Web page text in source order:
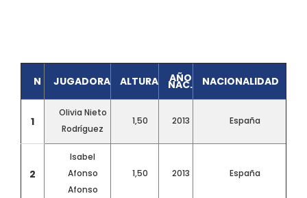
N JUGADORA ALTURA AÑO
NAC. NACIONALIDAD
1
Olivia Nieto
Rodríguez
1,50 2013 España
2
Isabel
Afonso
Afonso
1,50 2013 España